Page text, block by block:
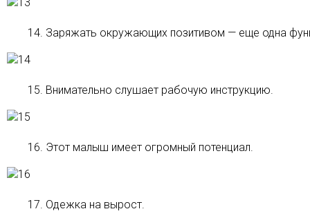
14. Заряжать окружающих позитивом — еще одна
15. Внимательно слушает рабочую инструкцию.
16. Этот малыш имеет огромный потенциал.
17. Одежка на вырост.